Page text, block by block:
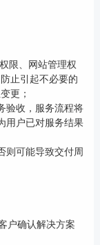
限、网站管理权
止引起不必要的
更；
验收，服务流程将
用户已对服务结果
则可能导致交付周
确认解决方案